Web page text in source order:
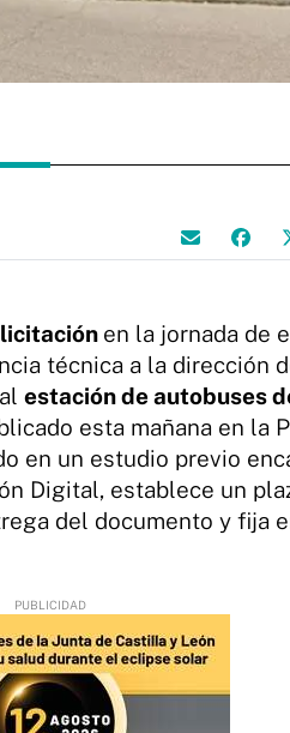
licitación en la jornada de
técnica a la dirección
estación de autobuses
esta mañana en la
en un estudio previo
Digital, establece un
del documento y fija